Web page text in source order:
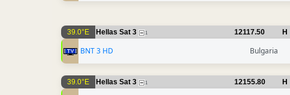
39.0°E Hellas Sat 3 1 12117.50 H
BNT 3 HD Bulgaria
39.0°E Hellas Sat 3 1 12155.80 H